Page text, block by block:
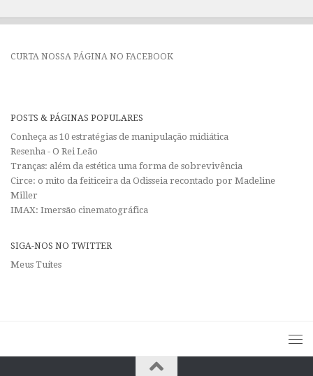
CURTA NOSSA PÁGINA NO FACEBOOK
POSTS & PÁGINAS POPULARES
Conheça as 10 estratégias de manipulação midiática
Resenha - O Rei Leão
Tranças: além da estética uma forma de sobrevivência
Circe: o mito da feiticeira da Odisseia recontado por Madeline
Miller
IMAX: Imersão cinematográfica
SIGA-NOS NO TWITTER
Meus Tuítes